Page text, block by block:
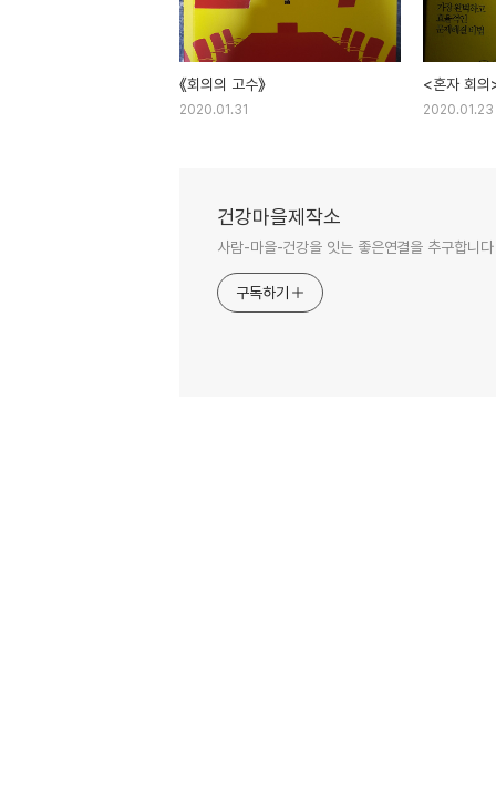
《회의의 고수》
2020.01.31
<혼자 회의
2020.01.23
건강마을제작소
사람-마을-건강을 잇는 좋은연결을 추구합니다
구독하기